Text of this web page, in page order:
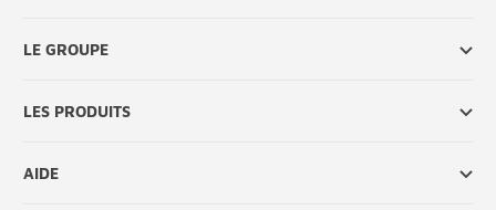
LE GROUPE
LES PRODUITS
AIDE